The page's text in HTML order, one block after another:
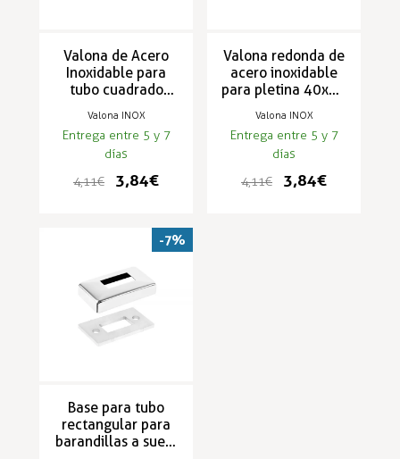
Valona de Acero
Inoxidable para
tubo cuadrado
40x20mm
RAILFORM
Valona INOX
Entrega entre 5 y 7
días
4,11 €
3,84 €
Valona redonda de
acero inoxidable
para pletina 40x10
Valona INOX
Entrega entre 5 y 7
días
4,11 €
3,84 €
Base para tubo
rectangular para
barandillas a suelo
-7%